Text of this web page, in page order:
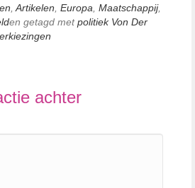
Artikelen Europa Maatschappij,
en getagd metpolitiek Von Der
achter